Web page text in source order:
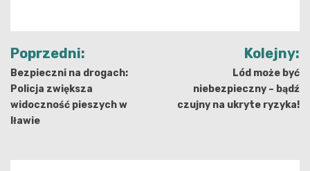
Nawigacja
wpisu
Poprzedni:
Bezpieczni na drogach:
Policja zwiększa
widoczność pieszych w
Iławie
Kolejny:
Lód może być
niebezpieczny – bądź
czujny na ukryte ryzyka!